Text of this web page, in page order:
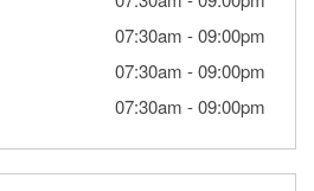
07:30am -09:00pm
07:30am -09:00pm
07:30am -09:00pm